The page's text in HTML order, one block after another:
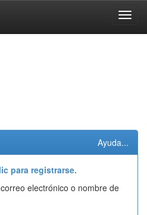
Ayuda...
para registrarse.
electrónico o nombre de